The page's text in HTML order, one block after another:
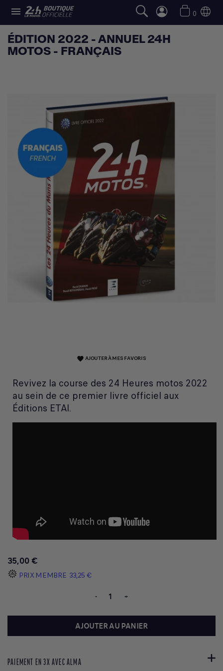
 0
ÉDITION 2022 - ANNUEL 24H
MOTOS - FRANÇAIS
favorite AJOUTER À MES FAVORIS
Revivez la course des 24 Heures motos 2022
au sein de ce premier livre officiel aux
Éditions ETAI.
35,00 €
PRIX MEMBRE 33,25 €
- +
AJOUTER AU PANIER
PAIEMENT EN 3X AVEC ALMA